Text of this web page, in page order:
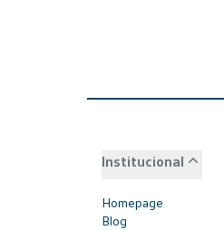
Institucional
Homepage
Blog